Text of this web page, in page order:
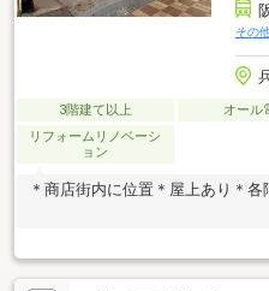
その
3階建て以上 オール
リフォームリノベーシ
ョン
＊商店街内に位置＊屋上あり＊各